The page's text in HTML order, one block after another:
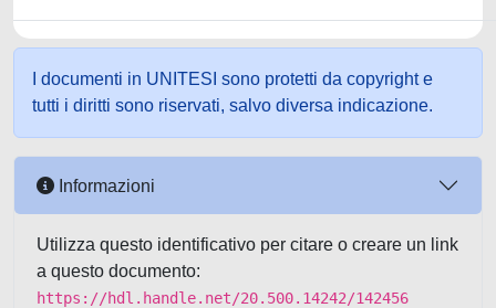
I documenti in UNITESI sono protetti da copyright e
tutti i diritti sono riservati, salvo diversa indicazione.
Informazioni
Utilizza questo identificativo per citare o creare un link
a questo documento:
https://hdl.handle.net/20.500.14242/142456